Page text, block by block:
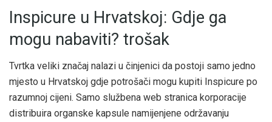
Inspicure u Hrvatskoj: Gdje ga
mogu nabaviti? trošak
Tvrtka veliki značaj nalazi u činjenici da postoji samo jedno
mjesto u Hrvatskoj gdje potrošači mogu kupiti Inspicure po
razumnoj cijeni. Samo službena web stranica korporacije
distribuira organske kapsule namijenjene održavanju